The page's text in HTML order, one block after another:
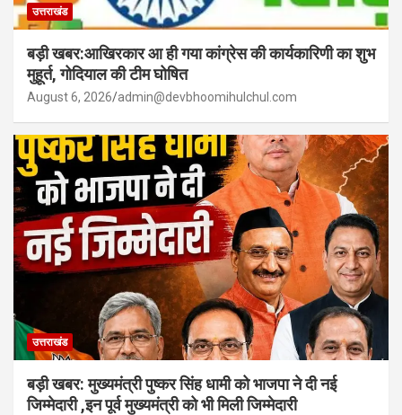
उत्तराखंड
बड़ी खबर:आखिरकार आ ही गया कांग्रेस की कार्यकारिणी का शुभ
मुहूर्त, गोदियाल की टीम घोषित
August 6, 2026 admin@devbhoomihulchul.com
उत्तराखंड
बड़ी खबर: मुख्यमंत्री पुष्कर सिंह धामी को भाजपा ने दी नई
जिम्मेदारी ,इन पूर्व मुख्यमंत्री को भी मिली जिम्मेदारी